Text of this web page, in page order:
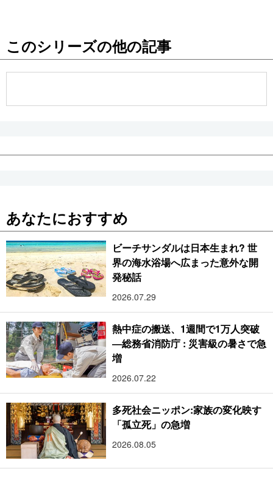
このシリーズの他の記事
あなたにおすすめ
ビーチサンダルは日本生まれ? 世
界の海水浴場へ広まった意外な開
発秘話
2026.07.29
熱中症の搬送、1週間で1万人突破
―総務省消防庁 : 災害級の暑さで急
増
2026.07.22
多死社会ニッポン:家族の変化映す
「孤立死」の急増
2026.08.05